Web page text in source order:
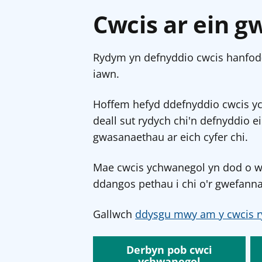
Cwcis ar ein
Rydym yn defnyddio cwcis
iawn.
Hoffem hefyd ddefnyddio cwcis
deall sut rydych chi'n defnyddio
gwasanaethau ar eich cyfer chi.
Mae cwcis ychwanegol yn dod o
ddangos pethau i chi o'r
Gallwch ddysgu mwy am y cwcis
Derbyn pob cwci